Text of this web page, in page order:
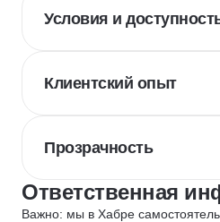
Условия и
Клиентский опыт
Прозрачность
Ответственная
Важно: мы в Хабре